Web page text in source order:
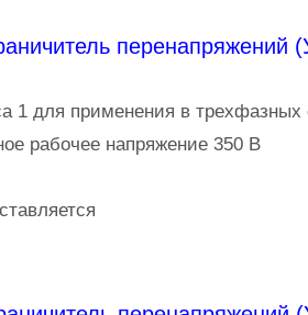
1 для применения в
рабочее напряжение 350 В